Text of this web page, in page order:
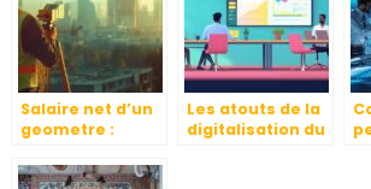
entreprise
Salaire net d’un
geometre :
entre secteur
Les atouts de la
digitalisation du